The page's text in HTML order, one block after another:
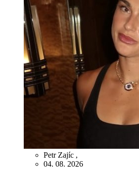
Petr Zajíc ,
04. 08. 2026